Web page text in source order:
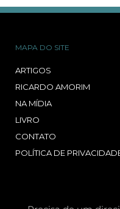
MAPA DO SITE
ARTIGOS
RICARDO AMORIM
NA MÍDIA
LIVRO
CONTATO
POLÍTICA DE